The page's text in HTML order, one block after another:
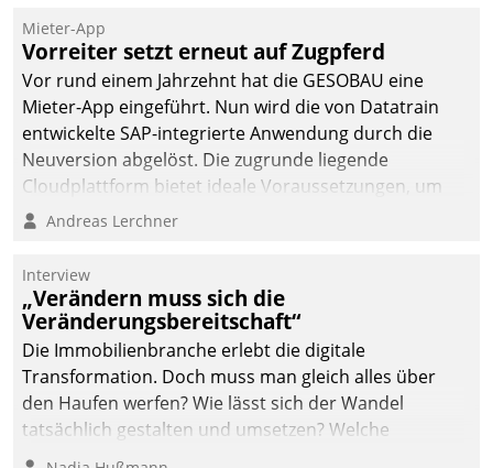
Quartier. Dazwischen
zeigte Datatrain, was es
Neues zu bieten hat.
Mieter-App
Vorreiter setzt erneut auf Zugpferd
Vor rund einem Jahrzehnt hat die GESOBAU eine
Mieter-App eingeführt. Nun wird die von Datatrain
entwickelte SAP-integrierte Anwendung durch die
Neuversion abgelöst. Die zugrunde liegende
Cloudplattform bietet ideale Voraussetzungen, um
die Funktionalität der App zu erweitern und weitere
integrieren.
Andreas Lerchner
Interview
„Verändern muss sich die
Veränderungsbereitschaft“
Die Immobilienbranche erlebt die digitale
Transformation. Doch muss man gleich alles über
den Haufen werfen? Wie lässt sich der Wandel
tatsächlich gestalten und umsetzen? Welche
Argumente zählen wirklich?